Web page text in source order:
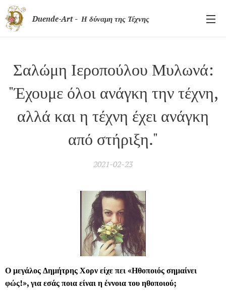
Duende-Art - Η δύναμη της Τέχνης
Σαλώμη Ιεροπούλου Μυλωνά:
"Έχουμε όλοι ανάγκη την τέχνη,
αλλά και η τέχνη έχει ανάγκη
από στήριξη."
2021-02-23
Ο μεγάλος Δημήτρης Χορν είχε πει «Ηθοποιός σημαίνει
φώς!», για εσάς ποια είναι η έννοια του ηθοποιού;